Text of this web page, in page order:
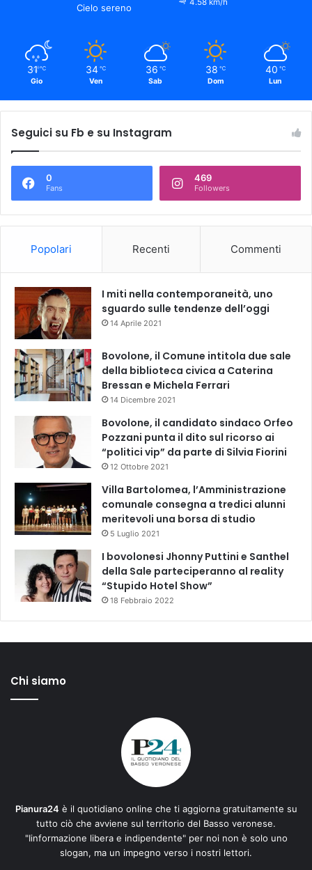
Cielo sereno 4.58 km/h
31 ℃
Gio
34 ℃
Ven
36 ℃
Sab
38 ℃
Dom
40 ℃
Lun
Seguici su Fb e su Instagram
0
Fans
469
Followers
Popolari Recenti Commenti
I miti nella contemporaneità, uno
sguardo sulle tendenze dell’oggi
14 Aprile 2021
Bovolone, il Comune intitola due sale
della biblioteca civica a Caterina
Bressan e Michela Ferrari
14 Dicembre 2021
Bovolone, il candidato sindaco Orfeo
Pozzani punta il dito sul ricorso ai
“politici vip” da parte di Silvia Fiorini
12 Ottobre 2021
Villa Bartolomea, l’Amministrazione
comunale consegna a tredici alunni
meritevoli una borsa di studio
5 Luglio 2021
I bovolonesi Jhonny Puttini e Santhel
della Sale parteciperanno al reality
“Stupido Hotel Show”
18 Febbraio 2022
Chi siamo
Pianura24 è il quotidiano online che ti aggiorna gratuitamente su
tutto ciò che avviene sul territorio del Basso veronese.
"Iinformazione libera e indipendente" per noi non è solo uno
slogan, ma un impegno verso i nostri lettori.